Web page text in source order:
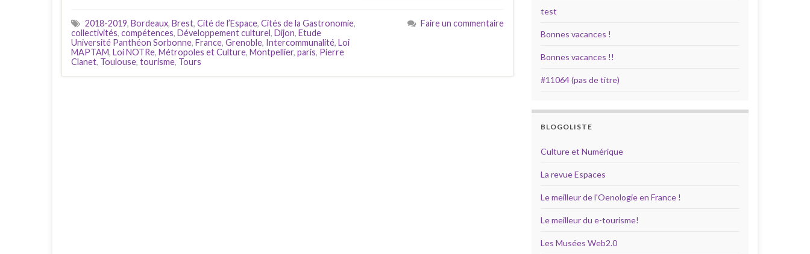
2018-2019, Bordeaux, Brest, Cité de l’Espace, Cités de la Gastronomie,
collectivités, compétences, Développement culturel, Dijon, Etude
Université Panthéon Sorbonne, France, Grenoble, Intercommunalité, Loi
MAPTAM, Loi NOTRe, Métropoles et Culture, Montpellier, paris, Pierre
Clanet, Toulouse, tourisme, Tours
Faire un commentaire
test
Bonnes vacances !
Bonnes vacances !!
#11064 (pas de titre)
BLOGOLISTE
Culture et Numérique
La revue Espaces
Le meilleur de l'Oenologie en France !
Le meilleur du e-tourisme!
Les Musées Web2.0